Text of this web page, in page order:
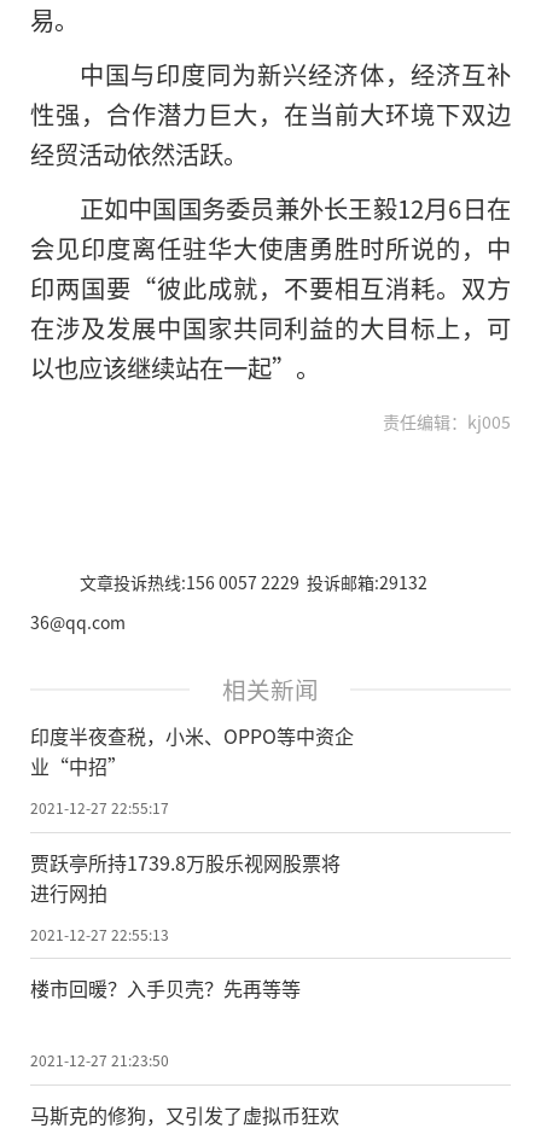
易。
中国与印度同为新兴经济体，经济互补
性强，合作潜力巨大，在当前大环境下双边
经贸活动依然活跃。
正如中国国务委员兼外长王毅12月6日在
会见印度离任驻华大使唐勇胜时所说的，中
印两国要“彼此成就，不要相互消耗。双方
在涉及发展中国家共同利益的大目标上，可
以也应该继续站在一起”。
责任编辑：kj005
文章投诉热线:156 0057 2229 投诉邮箱:29132
36@qq.com
相关新闻
印度半夜查税，小米、OPPO等中资企
业“中招”
2021-12-27 22:55:17
贾跃亭所持1739.8万股乐视网股票将
进行网拍
2021-12-27 22:55:13
楼市回暖？入手贝壳？先再等等
2021-12-27 21:23:50
马斯克的修狗，又引发了虚拟币狂欢